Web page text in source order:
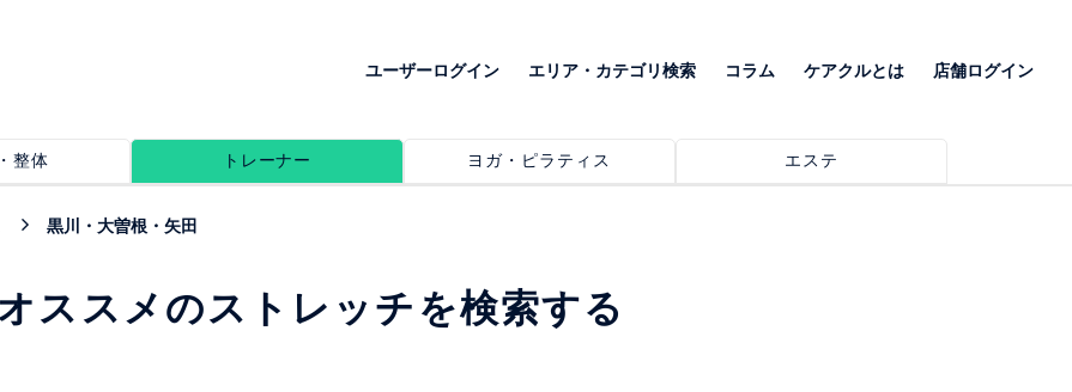
ユーザーログイン エリア・カテゴリ検索 コラム ケアクルとは 店舗ログイン
整体 トレーナー ヨガ・ピラティス エステ
黒川・大曽根・矢田
ススメのストレッチを検索する